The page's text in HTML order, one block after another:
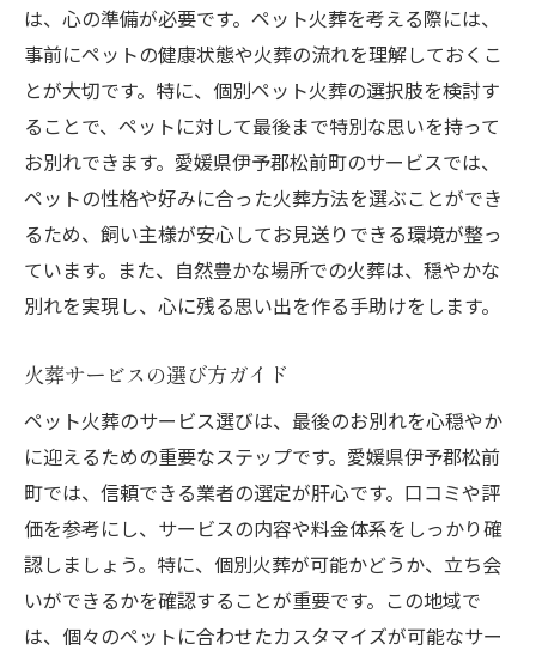
は、心の準備が必要です。ペット火葬を考える際には、
事前にペットの健康状態や火葬の流れを理解しておくこ
とが大切です。特に、個別ペット火葬の選択肢を検討す
ることで、ペットに対して最後まで特別な思いを持って
お別れできます。愛媛県伊予郡松前町のサービスでは、
ペットの性格や好みに合った火葬方法を選ぶことができ
るため、飼い主様が安心してお見送りできる環境が整っ
ています。また、自然豊かな場所での火葬は、穏やかな
別れを実現し、心に残る思い出を作る手助けをします。
火葬サービスの選び方ガイド
ペット火葬のサービス選びは、最後のお別れを心穏やか
に迎えるための重要なステップです。愛媛県伊予郡松前
町では、信頼できる業者の選定が肝心です。口コミや評
価を参考にし、サービスの内容や料金体系をしっかり確
認しましょう。特に、個別火葬が可能かどうか、立ち会
いができるかを確認することが重要です。この地域で
は、個々のペットに合わせたカスタマイズが可能なサー